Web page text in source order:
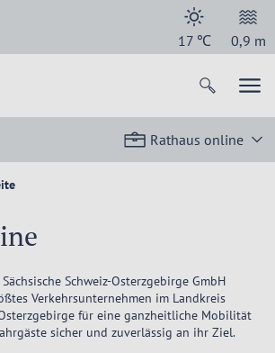
17℃ 0,9 m
Rathaus online
Schweiz-Osterzgebirge GmbH
Verkehrsunternehmen im Landkreis
für eine ganzheitliche Mobilität
sicher und zuverlässig an ihr Ziel.